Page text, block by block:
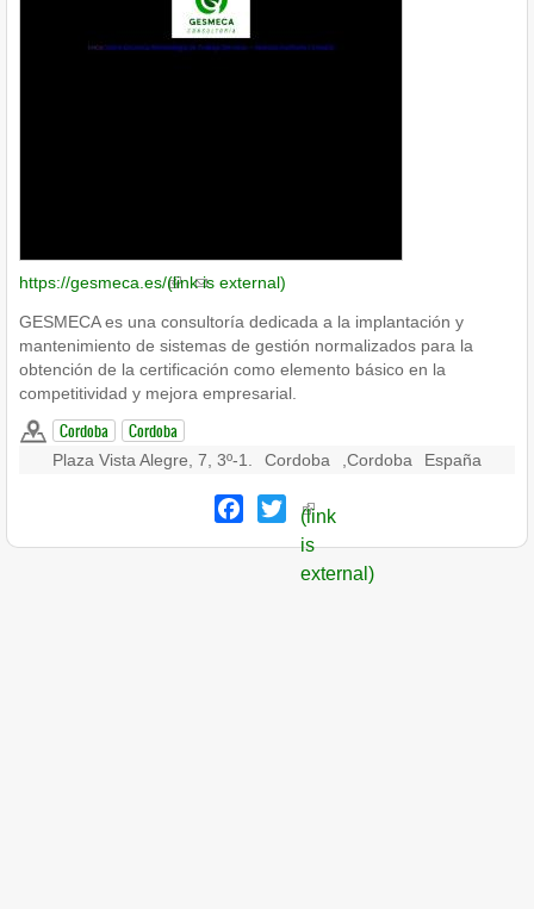
https://gesmeca.es/(link is external)
GESMECA es una consultoría dedicada a la implantación y
mantenimiento de sistemas de gestión normalizados para la
obtención de la certificación como elemento básico en la
competitividad y mejora empresarial.
Cordoba Cordoba
Plaza Vista Alegre, 7, 3º-1. Cordoba Cordoba España
Facebook
Twitter
(link
is
external)